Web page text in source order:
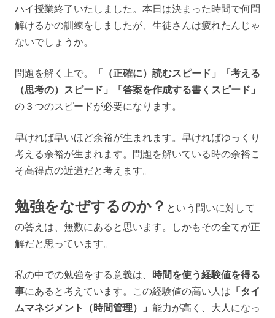
ハイ授業終了いたしました。本日は決まった時間で何問
解けるかの訓練をしましたが、生徒さんは疲れたんじゃ
ないでしょうか。
問題を解く上で。
「（正確に）読むスピード」「考える
（思考の）スピード」「答案を作成する書くスピード」
の３つのスピードが必要になります。
早ければ早いほど余裕が生まれます。早ければゆっくり
考える余裕が生まれます。問題を解いている時の余裕こ
そ高得点の近道だと考えます。
勉強をなぜするのか？ という問いに対して
の答えは、無数にあると思います。しかもその全てが正
解だと思っています。
私の中での勉強をする意義は、
時間を使う経験値を得る
事にあると考えています。この経験値の高い人は 「タイ
ムマネジメント（時間管理）」 能力が高く、大人になっ